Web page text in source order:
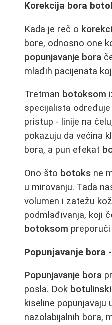
Korekcija bora
Kada je reč o
bore, odnosno one
popunjavanje bora
mlađih pacijenata
Tretman botoksom
specijalista
pristup - linije na
pokazuju da većina
bora, a pun efekat
Ono što botoks ne
u mirovanju. Tada
volumen i zatežu
podmlađivanja, koji
botoksom preporuči
Popunjavanje bora
Popunjavanje bora
posla. Dok
kiseline popunjavaju
nazolabijalnih bora,